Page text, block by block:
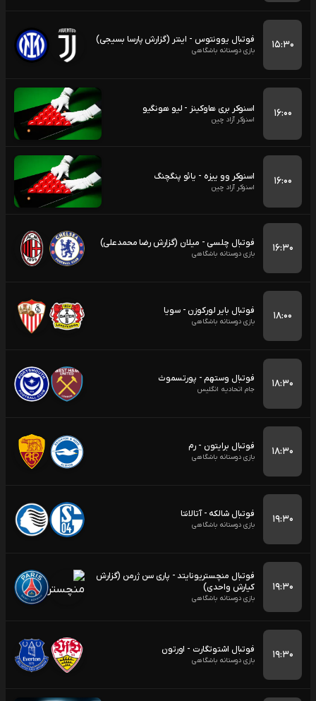
۱۵:۳۰ فوتبال یوونتوس - اینتر (گزارش پارسا بسیجی)
بازی دوستانه باشگاهی
۱۶:۰۰ اسنوکر بری هاوکینز - لیو هونگیو
اسنوکر آزاد چین
۱۶:۰۰ اسنوکر وو ییزه - یائو پنگچنگ
اسنوکر آزاد چین
۱۶:۳۰ فوتبال چلسی - میلان (گزارش رضا محمدعلی)
بازی دوستانه باشگاهی
۱۸:۰۰ فوتبال بایر لورکوزن - سویا
بازی دوستانه باشگاهی
۱۸:۳۰ فوتبال وستهم - پورتسموث
جام اتحادیه انگلیس
۱۸:۳۰ فوتبال برایتون - رم
بازی دوستانه باشگاهی
۱۹:۳۰ فوتبال شالکه - آتالانتا
بازی دوستانه باشگاهی
۱۹:۳۰
فوتبال منچستریونایتد - پاری سن ژرمن (گزارش
کیارش واحدی)
بازی دوستانه باشگاهی
۱۹:۳۰ فوتبال اشتوتگارت - اورتون
بازی دوستانه باشگاهی